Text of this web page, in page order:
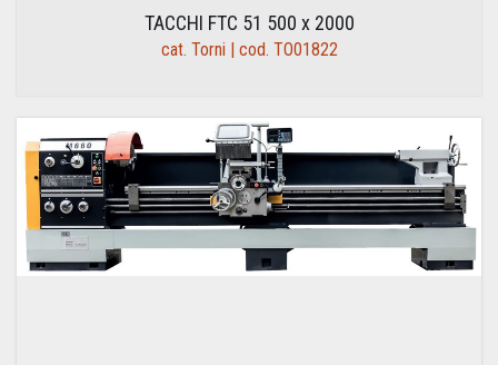
TACCHI FTC 51 500 x 2000
cat. Torni | cod. TO01822